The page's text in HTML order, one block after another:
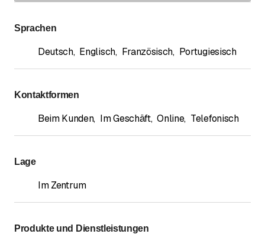
Place de la Gare des Eaux-Vives 15
1207 Genève
Anrufen*
Sprachen
Deutsch, Englisch, Französisch, Portugiesisch
Kontaktformen
Beim Kunden, Im Geschäft, Online, Telefonisch
Lage
Im Zentrum
Produkte und Dienstleistungen